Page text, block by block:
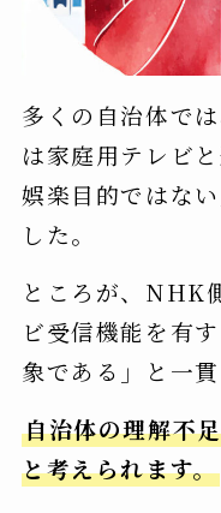
多くの自治体で
は家庭用テレビ
娯楽目的ではな
した。
ところが、NHK
ビ受信機能を有
象である」と一
自治体の理解不
と考えられます。